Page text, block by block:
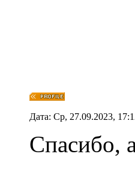
Дата: Ср, 27.09.2023,
Спасибо,